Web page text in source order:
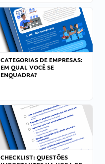
CATEGORIAS DE EMPRESAS:
EM QUAL VOCÊ SE
ENQUADRA?
CHECKLIST: QUESTÕES